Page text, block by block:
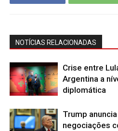
NOTÍCIAS RELACIONADAS
Crise entre
Argentina a
diplomática
Trump
negociações